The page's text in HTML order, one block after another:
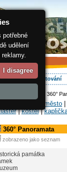
dovolená Ubytování
> 360°
historické město |
|kostel|
360° Panoramata
zobrazeno jako seznam
památka
potřebné
udělení
I disagree